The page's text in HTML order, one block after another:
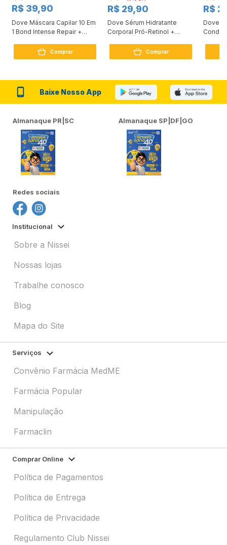
SE PERSISTIREM OS SINTOMAS O MÉDICO DEVERÁ SER CONSULTADO.
ESTE PRODUTO É UM MEDICAMENTO. SEU USO PODE TRAZER RISCOS.
PROCURE O MÉDICO E O FARMACÊUTICO. LEIA A BULA.
R$ 39,90
Dove Máscara Capilar 10 Em
1 Bond Intense Repair +
Comprar
R$ 29,90
Dove Sérum Hidratante
Corporal Pró-Retinol +
Comprar
R$
Dove
Baixe Nosso App
Almanaque PR|SC Almanaque SP|DF|GO
Redes sociais
Institucional
Sobre a Nissei
Nossas lojas
Trabalhe conosco
Blog
Mapa do Site
Serviços
Convênio Farmácia MedME
Farmácia Popular
Manipulação
Farmaclin
Comprar Online
Política de Pagamentos
Política de Entrega
Política de Privacidade
Regulamento Club Nissei